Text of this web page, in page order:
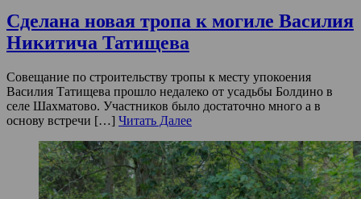
Сделана новая тропа к могиле Василия
Никитича Татищева
Совещание по строительству тропы к месту упокоения
Василия Татищева прошло недалеко от усадьбы Болдино в
селе Шахматово. Участников было достаточно много а в
основу встречи […] Читать Далее